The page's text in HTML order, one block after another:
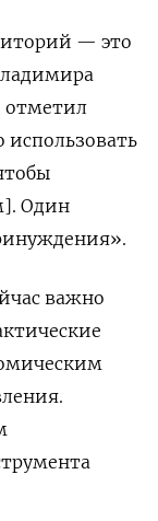
— это
отметил
Один
важно